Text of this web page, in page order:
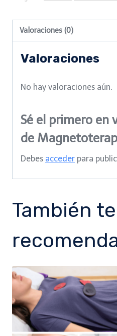
Valoraciones (0)
Valoraciones
No hay valoraciones aún.
Sé el primero en
de
Debes acceder para
También te